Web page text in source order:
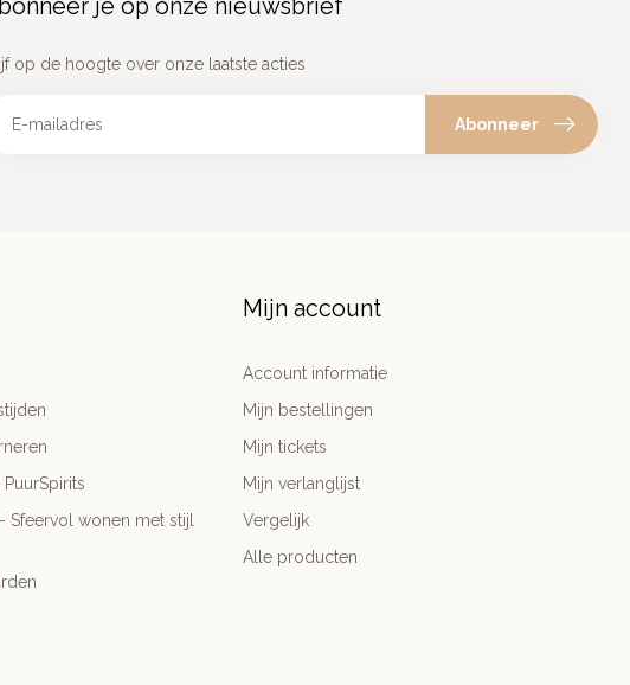
je op onze nieuwsbrief
op de hoogte over onze laatste acties
Abonneer
Sfeervol wonen met stijl
Mijn account
Account informatie
Mijn bestellingen
Mijn tickets
Mijn verlanglijst
Vergelijk
Alle producten